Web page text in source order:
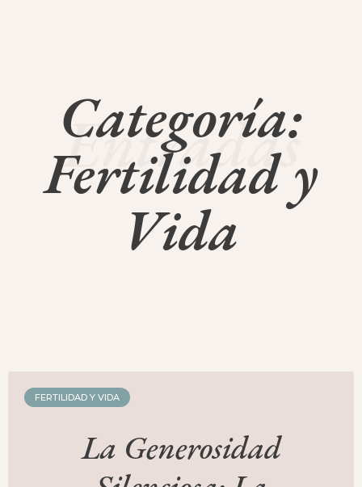
Categoría:
Fertilidad y
Vida
Entradas
FERTILIDAD Y VIDA
La Generosidad